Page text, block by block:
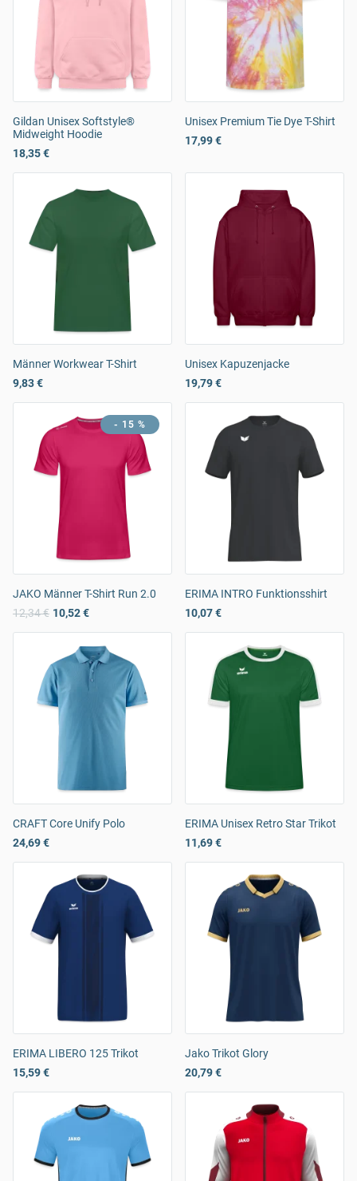
Gildan Unisex Softstyle®
Midweight Hoodie
18,35 €
Unisex Premium Tie Dye T-Shirt
17,99 €
Männer Workwear T-Shirt
9,83 €
Unisex Kapuzenjacke
19,79 €
- 15 %
JAKO Männer T-Shirt Run 2.0
12,34 € 10,52 €
ERIMA INTRO Funktionsshirt
10,07 €
CRAFT Core Unify Polo
24,69 €
ERIMA Unisex Retro Star Trikot
11,69 €
ERIMA LIBERO 125 Trikot
15,59 €
Jako Trikot Glory
20,79 €